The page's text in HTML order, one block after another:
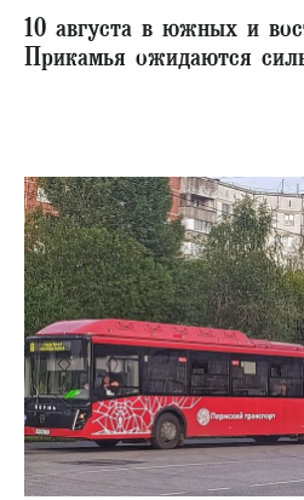
10 августа в южных и
Прикамья ожидаются